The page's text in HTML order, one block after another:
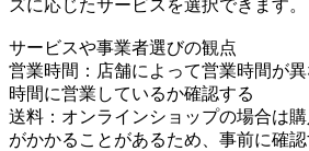
ズに応じたサービスを選択できます。
サービスや事業者選びの観点
営業時間：店舗によって営業時間が
時間に営業しているか確認する
送料：オンラインショップの場合は
がかかることがあるため、事前に確認